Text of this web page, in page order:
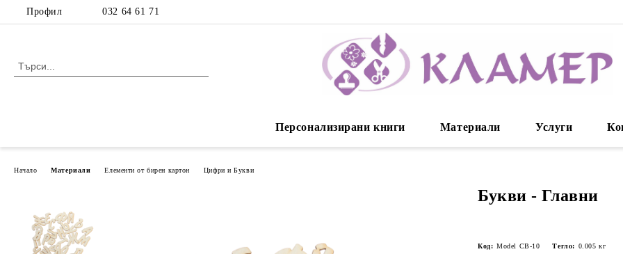
Профил 032 64 61 71
Персонализирани книги Материали Услуги
Начало Материали Елементи от бирен картон Цифри и Букви
Букви - Главни
Код: Model CB-10 Тегло: 0.005 кг